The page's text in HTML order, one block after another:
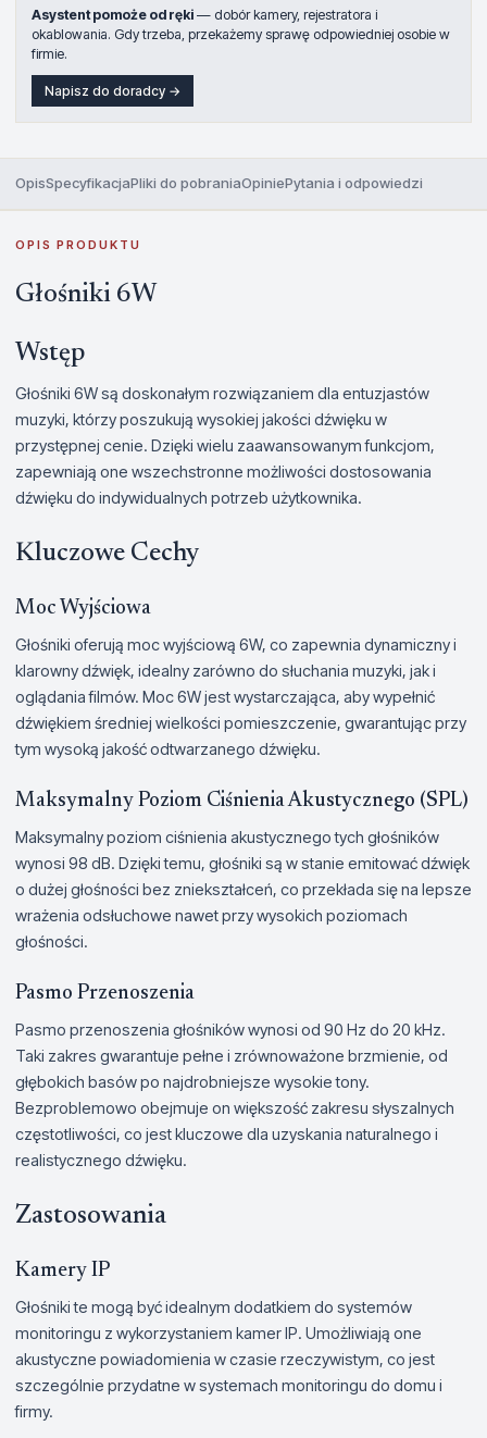
Asystent pomoże od ręki — dobór kamery, rejestratora i
okablowania. Gdy trzeba, przekażemy sprawę odpowiedniej osobie w
firmie.
Napisz do doradcy →
OpisSpecyfikacjaPliki do pobraniaOpiniePytania i odpowiedzi
OPIS PRODUKTU
Głośniki 6W
Wstęp
Głośniki 6W są doskonałym rozwiązaniem dla entuzjastów
muzyki, którzy poszukują wysokiej jakości dźwięku w
przystępnej cenie. Dzięki wielu zaawansowanym funkcjom,
zapewniają one wszechstronne możliwości dostosowania
dźwięku do indywidualnych potrzeb użytkownika.
Kluczowe Cechy
Moc Wyjściowa
Głośniki oferują moc wyjściową 6W, co zapewnia dynamiczny i
klarowny dźwięk, idealny zarówno do słuchania muzyki, jak i
oglądania filmów. Moc 6W jest wystarczająca, aby wypełnić
dźwiękiem średniej wielkości pomieszczenie, gwarantując przy
tym wysoką jakość odtwarzanego dźwięku.
Maksymalny Poziom Ciśnienia Akustycznego (SPL)
Maksymalny poziom ciśnienia akustycznego tych głośników
wynosi 98 dB. Dzięki temu, głośniki są w stanie emitować dźwięk
o dużej głośności bez zniekształceń, co przekłada się na lepsze
wrażenia odsłuchowe nawet przy wysokich poziomach
głośności.
Pasmo Przenoszenia
Pasmo przenoszenia głośników wynosi od 90 Hz do 20 kHz.
Taki zakres gwarantuje pełne i zrównoważone brzmienie, od
głębokich basów po najdrobniejsze wysokie tony.
Bezproblemowo obejmuje on większość zakresu słyszalnych
częstotliwości, co jest kluczowe dla uzyskania naturalnego i
realistycznego dźwięku.
Zastosowania
Kamery IP
Głośniki te mogą być idealnym dodatkiem do systemów
monitoringu z wykorzystaniem kamer IP. Umożliwiają one
akustyczne powiadomienia w czasie rzeczywistym, co jest
szczególnie przydatne w systemach monitoringu do domu i
firmy.